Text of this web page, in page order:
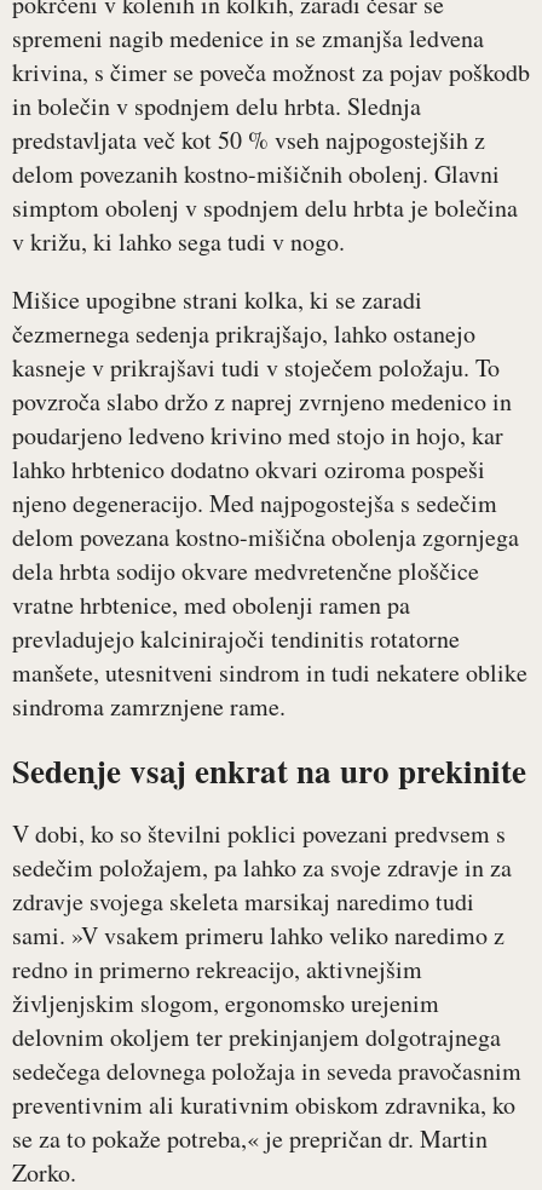
spremeni nagib medenice in se zmanjša ledvena
krivina, s čimer se poveča možnost za pojav poškodb
in bolečin v spodnjem delu hrbta. Slednja
predstavljata več kot 50 % vseh najpogostejših z
delom povezanih kostno-mišičnih obolenj. Glavni
simptom obolenj v spodnjem delu hrbta je bolečina
v križu, ki lahko sega tudi v nogo.
Mišice upogibne strani kolka, ki se zaradi
čezmernega sedenja prikrajšajo, lahko ostanejo
kasneje v prikrajšavi tudi v stoječem položaju. To
povzroča slabo držo z naprej zvrnjeno medenico in
poudarjeno ledveno krivino med stojo in hojo, kar
lahko hrbtenico dodatno okvari oziroma pospeši
njeno degeneracijo. Med najpogostejša s sedečim
delom povezana kostno-mišična obolenja zgornjega
dela hrbta sodijo okvare medvretenčne ploščice
vratne hrbtenice, med obolenji ramen pa
prevladujejo kalcinirajoči tendinitis rotatorne
manšete, utesnitveni sindrom in tudi nekatere oblike
sindroma zamrznjene rame.
Sedenje vsaj enkrat na uro prekinite
V dobi, ko so številni poklici povezani predvsem s
sedečim položajem, pa lahko za svoje zdravje in za
zdravje svojega skeleta marsikaj naredimo tudi
sami. »V vsakem primeru lahko veliko naredimo z
redno in primerno rekreacijo, aktivnejšim
življenjskim slogom, ergonomsko urejenim
delovnim okoljem ter prekinjanjem dolgotrajnega
sedečega delovnega položaja in seveda pravočasnim
preventivnim ali kurativnim obiskom zdravnika, ko
se za to pokaže potreba,« je prepričan dr. Martin
Zorko.